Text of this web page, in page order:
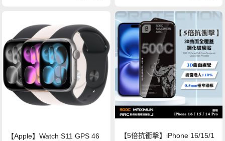
【Apple】Watch S11 GPS 46
【5倍抗衝擊】iPhone 16/15/1